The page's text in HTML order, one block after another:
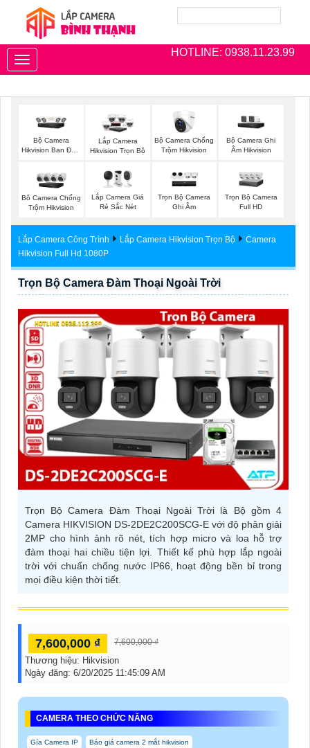
HOTLINE: 0938.11.23.99
Toggle
navigation
Bộ Camera
Hikvision Ban Đêm
Lắp Camera
Hikvision Trọn Bộ
Bộ Camera Chống
Trộm Hikvision
Bộ Camera Ghi
Âm Hikvision
Bô Camera Chống
Trộm Hikvision
Lắp Camera Giá
Rẻ Sắc Nét
Trọn Bộ Camera
Ghi Âm
Trọn Bộ Camera
Full HD
Lắp Camera Công Trình Lắp Camera Hikvision Trọn Bộ
Camera
Hikvision Full Hd 1080P
Trọn Bộ Camera Đàm Thoại Ngoài Trời
Trọn Bộ Camera Đàm Thoại Ngoài Trời là Bộ gồm 4
Camera HIKVISION DS-2DE2C200SCG-E với độ phân giải
2MP cho hình ảnh rõ nét, tích hợp micro và loa hỗ trợ
đàm thoại hai chiều tiện lợi. Thiết kế phù hợp lắp ngoài
trời với chuẩn chống nước IP66, hoạt động bền bỉ trong
mọi điều kiện thời tiết.
7,600,000 ₫ 7,600,000 ₫
Thương hiệu: Hikvision
Ngày đăng: 6/20/2025 11:45:09 AM
CAMERA THEO CHỨC NĂNG
Gía Camera IP Báo giá camera 2 mắt hikvision